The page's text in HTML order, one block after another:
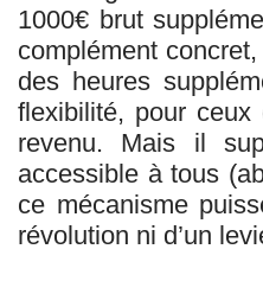
1000€ brut
complément
des heures
flexibilité, pour
revenu. Mais il
accessible à tous
ce mécanisme
révolution ni d’un